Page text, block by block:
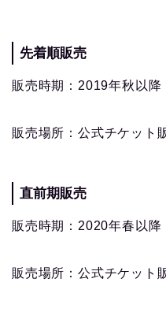
先着順販売
販売時期：2019年秋以降
販売場所：公式チケット
直前期販売
販売時期：2020年春以降
販売場所：公式チケット